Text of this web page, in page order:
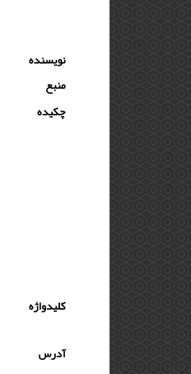
نویسنده
منبع
چکیده
کلیدواژه
آدرس